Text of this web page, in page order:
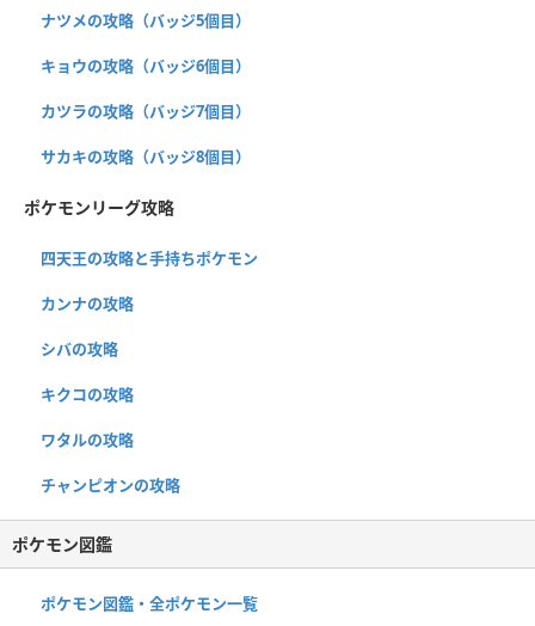
ナツメの攻略（バッジ5個目）
キョウの攻略（バッジ6個目）
カツラの攻略（バッジ7個目）
サカキの攻略（バッジ8個目）
ポケモンリーグ攻略
四天王の攻略と手持ちポケモン
カンナの攻略
シバの攻略
キクコの攻略
ワタルの攻略
チャンピオンの攻略
ポケモン図鑑
ポケモン図鑑・全ポケモン一覧